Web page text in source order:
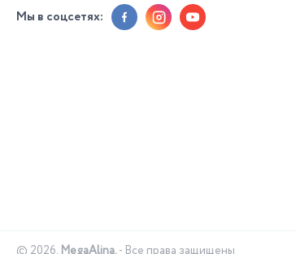
Мы в соцсетях:
© 2026. MegaAlina.- Все права защищены